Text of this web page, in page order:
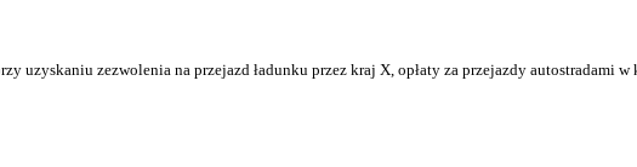
zezwolenia na przejazd ładunku przez kraj X, opłaty za przejazdy autostradami